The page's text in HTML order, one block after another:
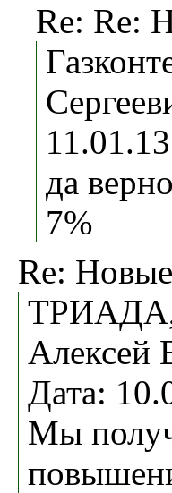
Re: Re:
да
7%
Re:
ТРИАДА,
Алексей
Дата:
Мы